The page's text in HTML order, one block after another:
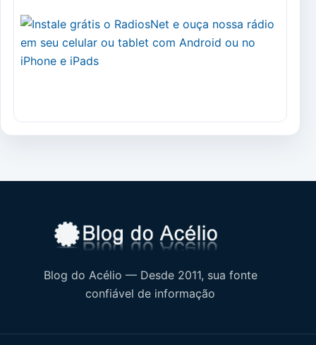
Blog do Acélio — Desde 2011, sua fonte
confiável de informação